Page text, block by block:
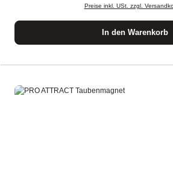
Preise inkl. USt. zzgl.
In den Warenkorb